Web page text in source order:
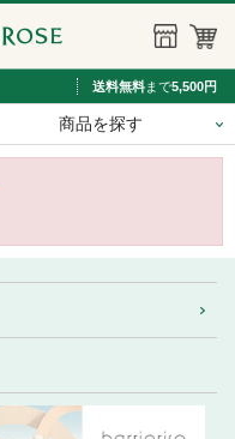
送料無料まで5,500円
商品を探す